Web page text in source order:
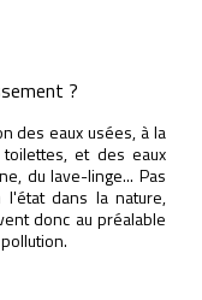
?
des eaux usées, à la
et des eaux
du lave-linge... Pas
dans la nature,
donc au préalable